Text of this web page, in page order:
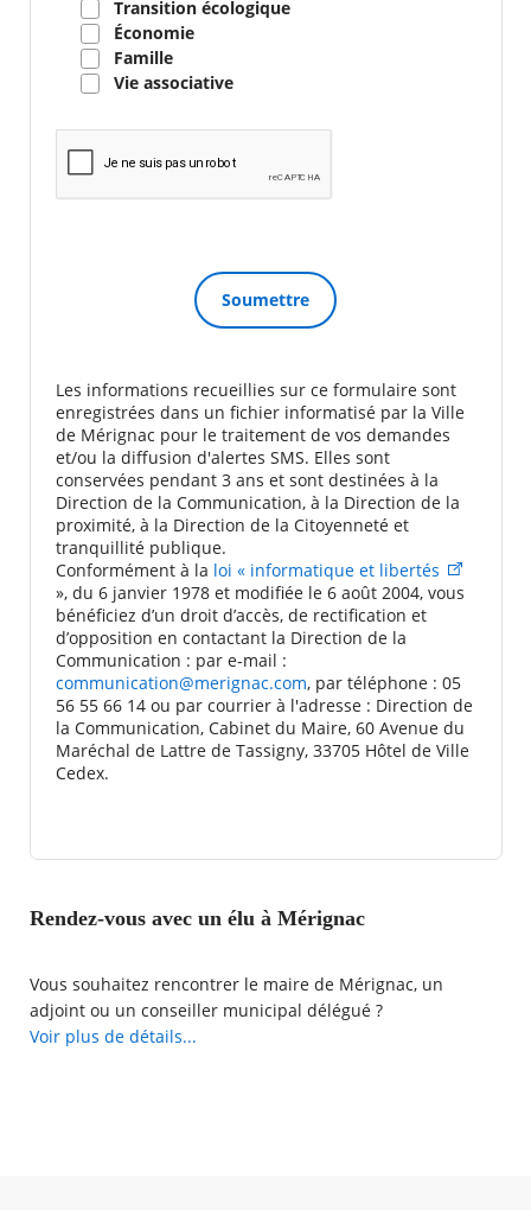
Transition écologique
Économie
Famille
Vie associative
Les informations recueillies sur ce formulaire sont
enregistrées dans un fichier informatisé par la Ville
de Mérignac pour le traitement de vos demandes
et/ou la diffusion d'alertes SMS. Elles sont
conservées pendant 3 ans et sont destinées à la
Direction de la Communication, à la Direction de la
proximité, à la Direction de la Citoyenneté et
tranquillité publique.
Conformément à la loi « informatique et libertés
», du 6 janvier 1978 et modifiée le 6 août 2004, vous
bénéficiez d’un droit d’accès, de rectification et
d’opposition en contactant la Direction de la
Communication : par e-mail :
communication@merignac.com, par téléphone : 05
56 55 66 14 ou par courrier à l'adresse : Direction de
la Communication, Cabinet du Maire, 60 Avenue du
Maréchal de Lattre de Tassigny, 33705 Hôtel de Ville
Cedex.
Rendez-vous avec un élu à Mérignac
Vous souhaitez rencontrer le maire de Mérignac, un
adjoint ou un conseiller municipal délégué ?
La Ville de Mérignac met à votre disposition une demande
Voir plus de détails...